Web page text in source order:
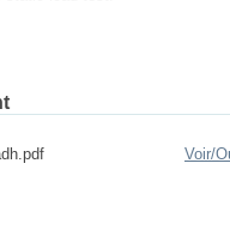
Voir/